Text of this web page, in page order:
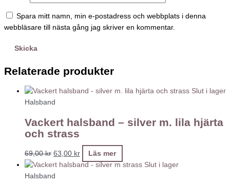
Spara mitt namn, min e-postadress och webbplats i denna
webbläsare till nästa gång jag skriver en kommentar.
Relaterade produkter
Slut i lager
Halsband
Vackert halsband – silver m. lila hjärta
och strass
69,00kr 63,00 kr Läs mer
Slut i lager
Halsband